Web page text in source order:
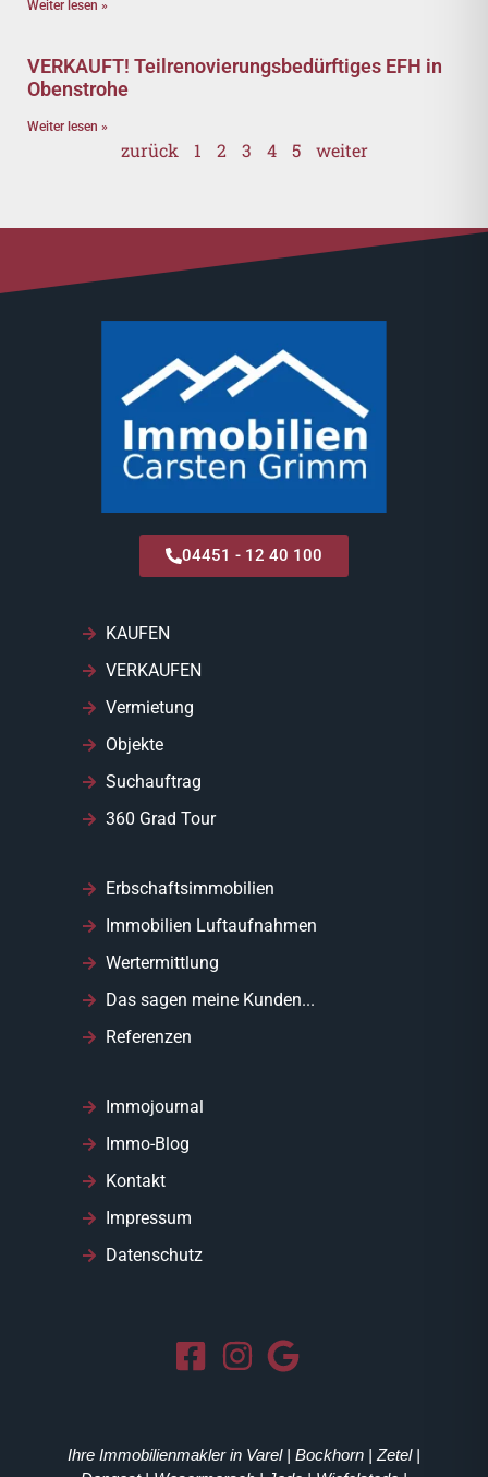
Weiter lesen »
VERKAUFT! Teilrenovierungsbedürftiges EFH in
Obenstrohe
Weiter lesen »
zurück 1 2 3 4 5 weiter
04451 - 12 40 100
KAUFEN
VERKAUFEN
Vermietung
Objekte
Suchauftrag
360 Grad Tour
Erbschaftsimmobilien
Immobilien Luftaufnahmen
Wertermittlung
Das sagen meine Kunden...
Referenzen
Immojournal
Immo-Blog
Kontakt
Impressum
Datenschutz
Ihre Immobilienmakler in Varel | Bockhorn | Zetel |